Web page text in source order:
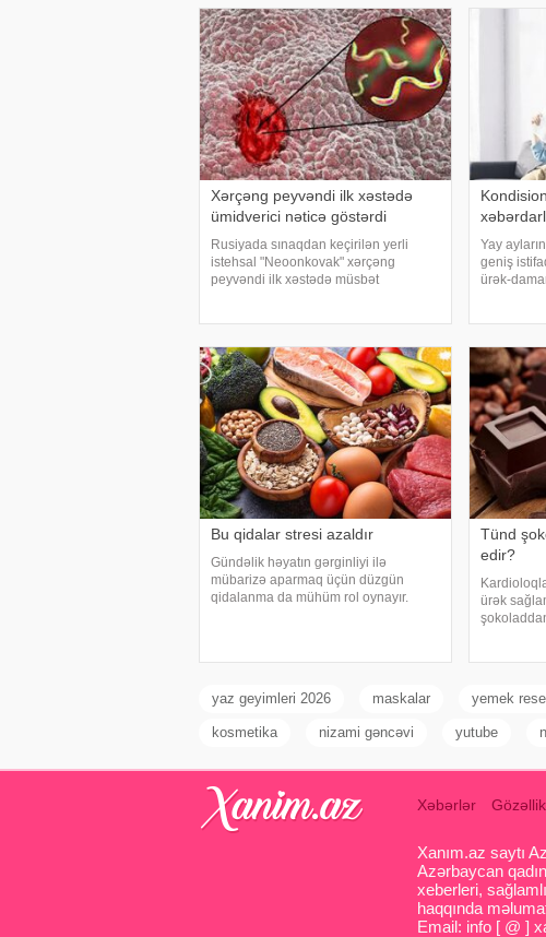
şəxsiyyətə sahib olduğu, ətrafındak
Xərçəng peyvəndi ilk xəstədə
ümidverici nəticə göstərdi
Rusiyada sınaqdan keçirilən yerli
istehsal "Neoonkovak" xərçəng
peyvəndi ilk xəstədə müsbət
Mikrobiologiya Mərkəzini
Yay
geniş
ürək-
Bu qidalar stresi azaldır
Gündəlik həyatın gərginliyi ilə
mübarizə aparmaq üçün düzgün
qidalanma da mühüm rol oynayır.
azaltmağa kömək edə bilər
Tünd
edir?
ürək
yaz geyimleri 2026 maskalar yemek
kosmetika nizami gəncəvi yutube
Xəbərlər
Xanım.az saytı
Azərbaycan
xeberleri,
haqqında
Email: info [ @ ]